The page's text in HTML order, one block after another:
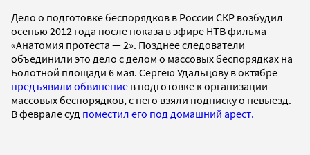
Дело о подготовке беспорядков в России СКР возбудил
осенью 2012 года после показа в эфире НТВ фильма
«Анатомия протеста — 2». Позднее следователи
объединили это дело с делом о массовых беспорядках на
Болотной площади 6 мая. Сергею Удальцову в октябре
предъявили обвинение в подготовке к организации
массовых беспорядков, с него взяли подписку о невыезд.
В феврале суд поместил его под домашний арест.